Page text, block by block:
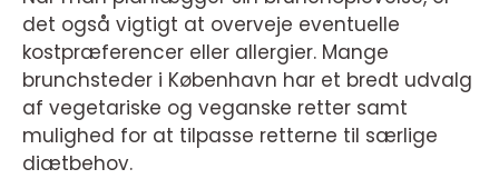
det også vigtigt at overveje eventuelle
kostpræferencer eller allergier. Mange
brunchsteder i København har et bredt udvalg
af vegetariske og veganske retter samt
mulighed for at tilpasse retterne til særlige
diætbehov.